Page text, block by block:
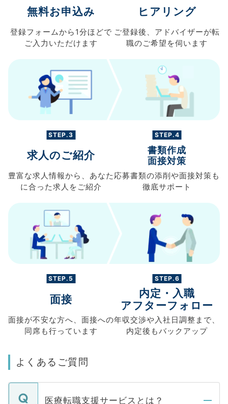
無料お申込み
登録フォームから 1分ほどで
ご入力 いただけます
ヒアリング
ご登録後、 アドバイザーが転
職のご希望を伺います
STEP.3
求人のご紹介
豊富な求人情報から、 あなた
に合った求人を ご紹介
STEP.4
書類作成
面接対策
応募書類の添削や面接対策も
徹底サポート
STEP.5
面接
面接が不安な方へ、 面接への
同席も行っています
STEP.6
内定・入職
アフターフォロー
年収交渉や入社日調整まで、
内定後もバックアップ
よくあるご質問
医療転職支援サービスとは？